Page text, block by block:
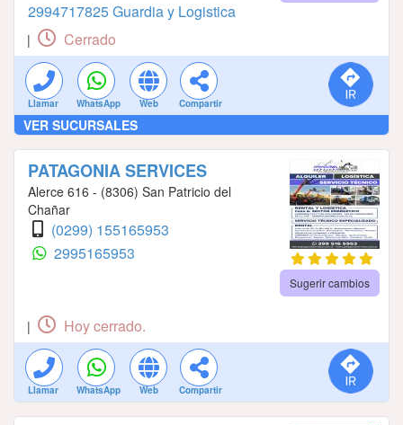
2994717825 Guardia y Logistica
| Cerrado
Llamar WhatsApp Web Compartir
VER SUCURSALES
PATAGONIA SERVICES
Alerce 616 - (8306) San Patricio del
Chañar
(0299) 155165953
2995165953
Sugerir cambios
| Hoy cerrado.
Llamar WhatsApp Web Compartir